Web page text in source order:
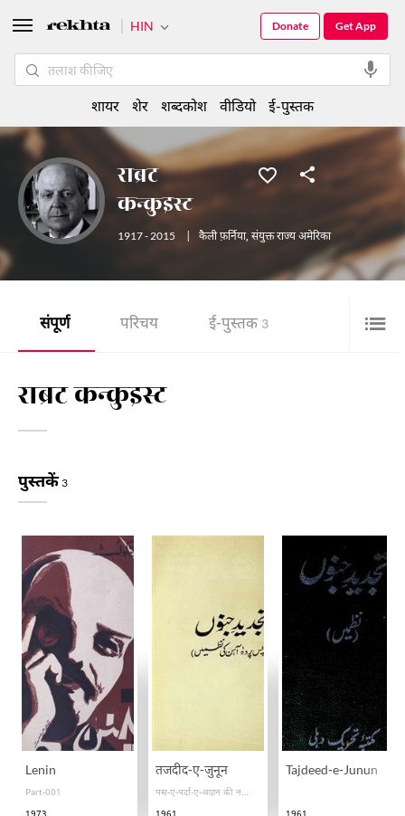
राब्रट
कन्कुइस्ट
1917 - 2015 कैली फ़र्निया, संयुक्त राज्य अमेरिका
संपूर्ण परिचय ई-पुस्तक 3
राब्रट कन्कुइस्ट
पुस्तकें 3
Lenin
Part-001
तजदीद-ए-जुनून
पस-ए-पर्दा-ए-आहन की नज़्में
Tajdeed-e-Junun
HIN Get App
Donate
शायर शेर शब्दकोश वीडियो ई-पुस्तक